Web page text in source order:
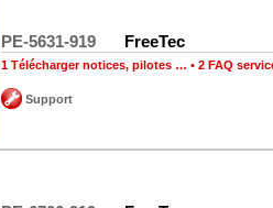
PE-5631-919 FreeTec
1 Télécharger notices, pilotes … • 2 FAQ
Support